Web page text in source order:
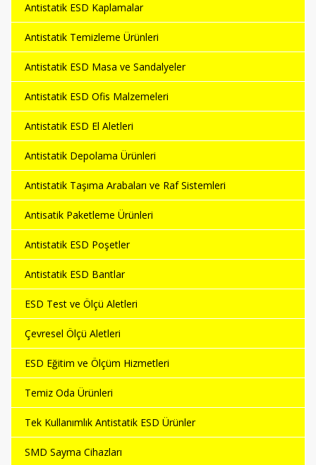
Antistatik ESD Kaplamalar
Antistatik Temizleme Ürünleri
Antistatik ESD Masa ve Sandalyeler
Antistatik ESD Ofis Malzemeleri
Antistatik ESD El Aletleri
Antistatik Depolama Ürünleri
Antistatik Taşıma Arabaları ve Raf Sistemleri
Antisatik Paketleme Ürünleri
Antistatik ESD Poşetler
Antistatik ESD Bantlar
ESD Test ve Ölçü Aletleri
Çevresel Ölçü Aletleri
ESD Eğitim ve Ölçüm Hizmetleri
Temiz Oda Ürünleri
Tek Kullanımlık Antistatik ESD Ürünler
SMD Sayma Cihazları